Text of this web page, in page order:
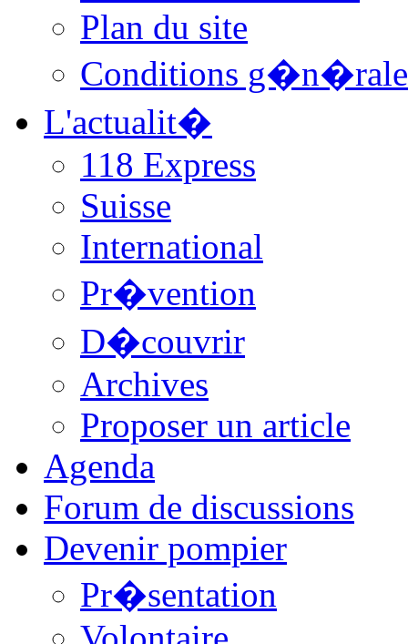
Plan du site
Conditions
L'actualit�
118 Express
Suisse
International
Pr�vention
D�couvrir
Archives
Proposer un article
Agenda
Forum de discussions
Devenir pompier
Pr�sentation